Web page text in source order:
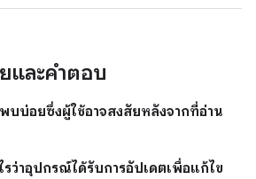
และคำตอบ
บบ่อยซึ่งผู้ใช้อาจสงสัยหลังจากที่อ่าน
รว่าอุปกรณ์ได้รับการอัปเดตเพื่อแก้ไข